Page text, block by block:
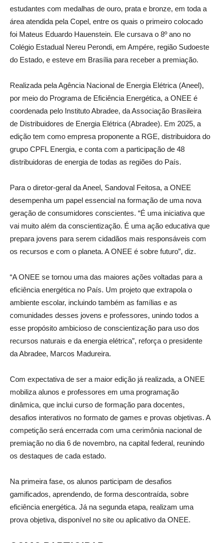
estudantes com medalhas de ouro, prata e bronze, em toda a
área atendida pela Copel, entre os quais o primeiro colocado
foi Mateus Eduardo Hauenstein. Ele cursava o 8º ano no
Colégio Estadual Nereu Perondi, em Ampére, região Sudoeste
do Estado, e esteve em Brasília para receber a premiação.
Realizada pela Agência Nacional de Energia Elétrica (Aneel),
por meio do Programa de Eficiência Energética, a ONEE é
coordenada pelo Instituto Abradee, da Associação Brasileira
de Distribuidores de Energia Elétrica (Abradee). Em 2025, a
edição tem como empresa proponente a RGE, distribuidora do
grupo CPFL Energia, e conta com a participação de 48
distribuidoras de energia de todas as regiões do País.
Para o diretor-geral da Aneel, Sandoval Feitosa, a ONEE
desempenha um papel essencial na formação de uma nova
geração de consumidores conscientes. “É uma iniciativa que
vai muito além da conscientização. É uma ação educativa que
prepara jovens para serem cidadãos mais responsáveis com
os recursos e com o planeta. A ONEE é sobre futuro”, diz.
“A ONEE se tornou uma das maiores ações voltadas para a
eficiência energética no País. Um projeto que extrapola o
ambiente escolar, incluindo também as famílias e as
comunidades desses jovens e professores, unindo todos a
esse propósito ambicioso de conscientização para uso dos
recursos naturais e da energia elétrica”, reforça o presidente
da Abradee, Marcos Madureira.
Com expectativa de ser a maior edição já realizada, a ONEE
mobiliza alunos e professores em uma programação
dinâmica, que inclui curso de formação para docentes,
desafios interativos no formato de games e provas objetivas. A
competição será encerrada com uma cerimônia nacional de
premiação no dia 6 de novembro, na capital federal, reunindo
os destaques de cada estado.
Na primeira fase, os alunos participam de desafios
gamificados, aprendendo, de forma descontraída, sobre
eficiência energética. Já na segunda etapa, realizam uma
prova objetiva, disponível no site ou aplicativo da ONEE.